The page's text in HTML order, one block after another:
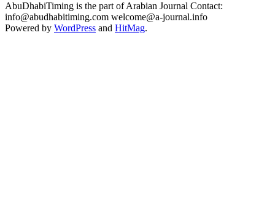
AbuDhabiTiming is the part of Arabian Journal Contact:
info@abudhabitiming.com welcome@a-journal.info
Powered by WordPress and HitMag.